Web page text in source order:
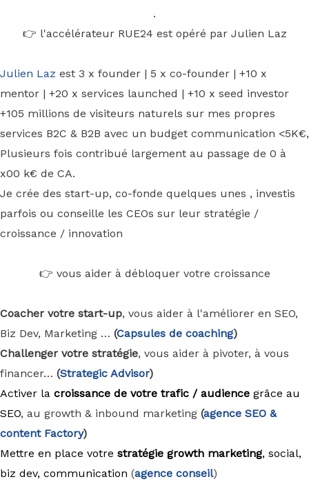
.
👉 l'accélérateur RUE24 est opéré par Julien Laz
Julien Laz est 3 x founder | 5 x co-founder | +10 x
mentor | +20 x services launched | +10 x seed investor
+105 millions de visiteurs naturels sur mes propres
services B2C & B2B avec un budget communication <5K€,
Plusieurs fois contribué largement au passage de 0 à
x00 k€ de CA.
Je crée des start-up, co-fonde quelques unes , investis
parfois ou conseille les CEOs sur leur stratégie /
croissance / innovation
👉 vous aider à débloquer votre croissance
Coacher votre start-up, vous aider à l'améliorer en SEO,
Biz Dev, Marketing … (Capsules de coaching)
Challenger votre stratégie, vous aider à pivoter, à vous
financer… (Strategic Advisor)
Activer la croissance de votre trafic / audience grâce au
SEO, au growth & inbound marketing (agence SEO &
content Factory)
Mettre en place votre stratégie growth marketing, social,
biz dev, communication (agence conseil)